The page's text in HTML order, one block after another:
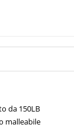
da 150LB
malleabile